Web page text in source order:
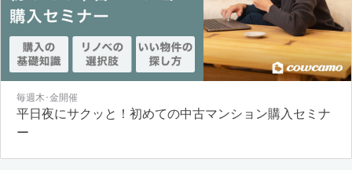
毎週木･金開催
平日夜にサクッと！初めての中古マンション購入セミナ
ー